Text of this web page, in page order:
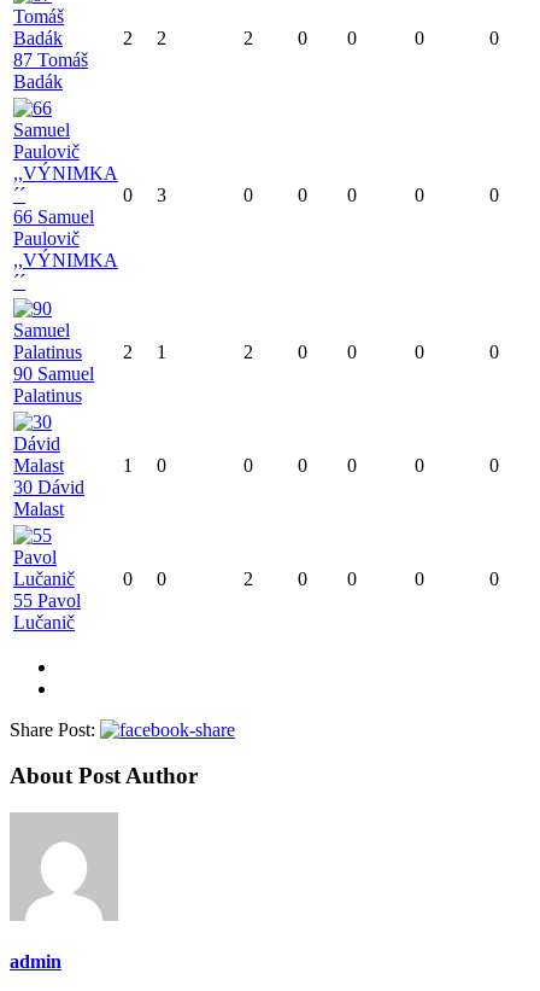
87 Tomáš
Badák
2 2 2 0 0 0 0
66 Samuel
Paulovič
,,VÝNIMKA
´´
0 3 0 0 0 0 0
90 Samuel
Palatinus
2 1 2 0 0 0 0
30 Dávid
Malast
1 0 0 0 0 0 0
55 Pavol
Lučanič
0 0 2 0 0 0 0
Share Post:
About Post Author
admin